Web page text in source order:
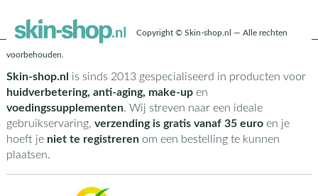
Copyright © Skin-shop.nl — Alle rechten
voorbehouden.
Skin-shop.nl is sinds 2013 gespecialiseerd in producten voor
huidverbetering, anti-aging, make-upen
voedingssupplementen. Wij streven naar een ideale
gebruikservaring, verzending is gratis vanaf 35 euroen je
hoeft je niet te registrerenom een bestelling te kunnen
plaatsen.